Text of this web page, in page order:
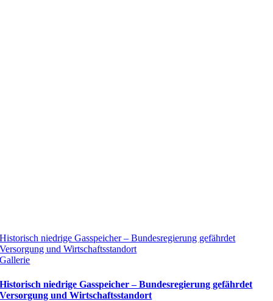
Historisch niedrige Gasspeicher – Bundesregierung gefährdet
Versorgung und Wirtschaftsstandort
Gallerie
Historisch niedrige Gasspeicher – Bundesregierung gefährdet
Versorgung und Wirtschaftsstandort